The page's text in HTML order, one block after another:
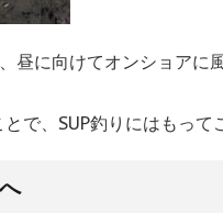
昼に向けてオンショアに
で、SUP釣りにはもって